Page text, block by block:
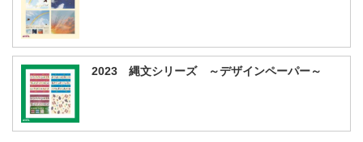
2023 縄文シリーズ ～デザインペーパー～